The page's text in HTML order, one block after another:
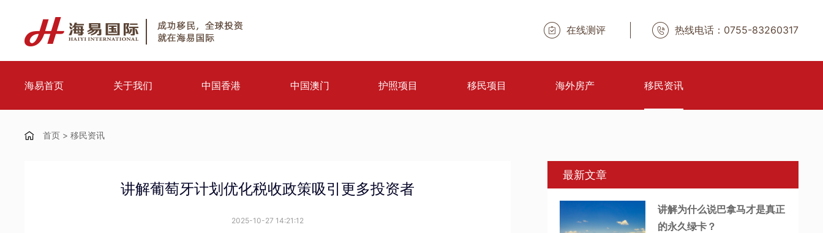
在线测评 热线电话：0755-83260317
海易首页 关于我们 中国香港 中国澳门 护照项目 移民项目 海外房产 移民资讯
首页 > 移民资讯
讲解葡萄牙计划优化税收政策吸引更多投资者
2025-10-27 14:21:12
最新文章
讲解为什么说巴拿马才是真正
的永久绿卡？